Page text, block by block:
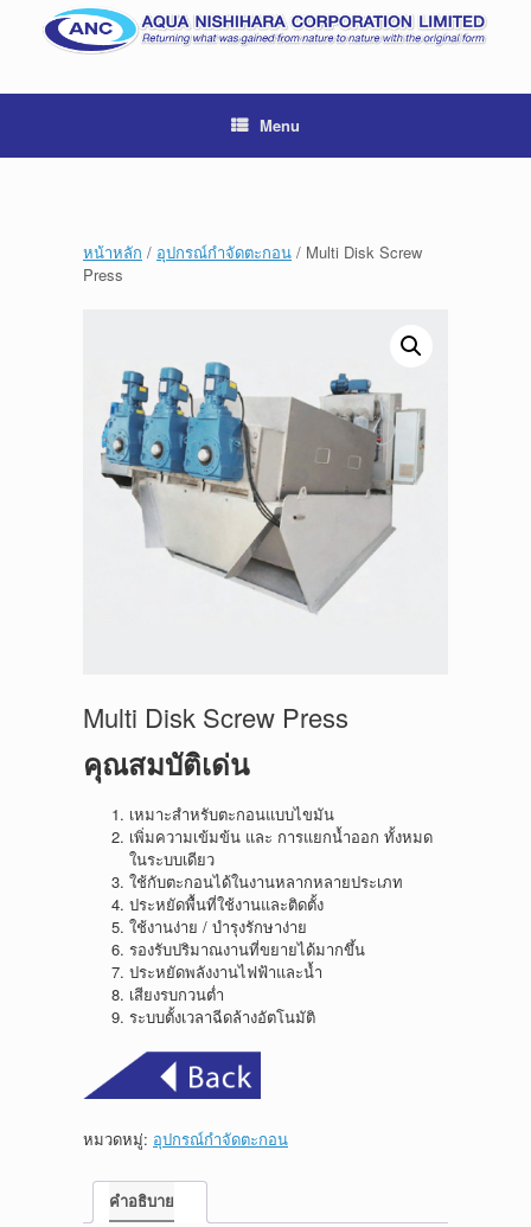
Menu
หน้าหลัก / อุปกรณ์กำจัดตะกอน / Multi Disk Screw
Press
Multi Disk Screw Press
คุณสมบัติเด่น
เหมาะสำหรับตะกอนแบบไขมัน
เพิ่มความเข้มข้น และ การแยกน้ำออก ทั้งหมด
ในระบบเดียว
ใช้กับตะกอนได้ในงานหลากหลายประเภท
ประหยัดพื้นที่ใช้งานและติดตั้ง
ใช้งานง่าย / บำรุงรักษาง่าย
รองรับปริมาณงานที่ขยายได้มากขึ้น
ประหยัดพลังงานไฟฟ้าและน้ำ
เสียงรบกวนต่ำ
ระบบตั้งเวลาฉีดล้างอัตโนมัติ
หมวดหมู่: อุปกรณ์กำจัดตะกอน
คำอธิบาย